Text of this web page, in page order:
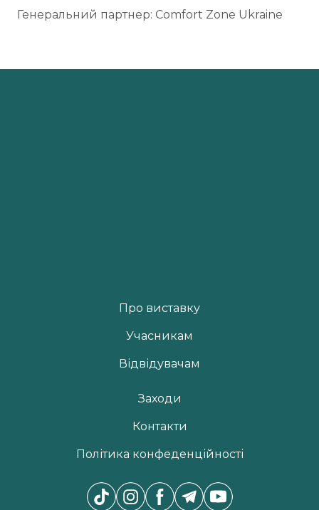
Генеральний партнер: Comfort Zone Ukraine
Про виставку
Учасникам
Відвідувачам
Заходи
Контакти
Політика конфеденційності